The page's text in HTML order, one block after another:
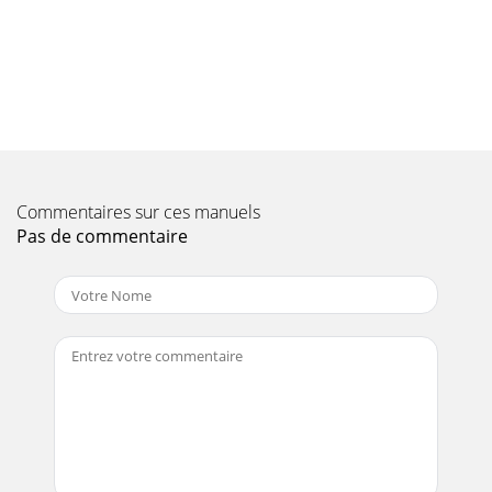
Page 12
2 DE Inhalt 1 Verwendungszweck und Besonderheiten... 3 2
Page 13
20 DE Vermeiden Sie Übersteuerungen sowie ein Absinken
unter den Minimalpegel an der Dose, siehe Tabelle 3. Der
Terrestrik (80...790 MHz),
Commentaires sur ces manuels
Pas de commentaire